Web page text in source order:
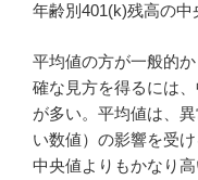
年齢別401(k)残高の中
平均値の方が一般的
確な見方を得るには
が多い。平均値は、
い数値）の影響を受
中央値よりもかなり